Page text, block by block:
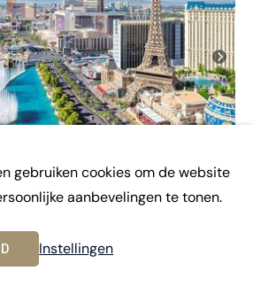
gebruiken cookies om de website
aanbevelingen te tonen.
Instellingen
Vegas
Deuce Bus